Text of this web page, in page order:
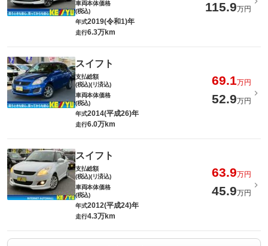
車両本体価格
(税込)
115.9万円
年式2019(令和1)年
走行6.3万km
スイフト
支払総額
(税込)(リ済込)
69.1万円
車両本体価格
(税込)
52.9万円
年式2014(平成26)年
走行6.0万km
スイフト
支払総額
(税込)(リ済込)
63.9万円
車両本体価格
(税込)
45.9万円
年式2012(平成24)年
走行4.3万km